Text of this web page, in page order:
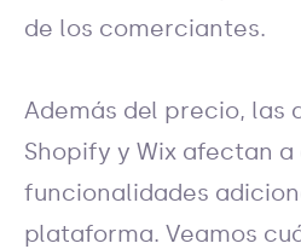
de los comerciantes.
Además del precio, las
Shopify y Wix afectan a
funcionalidades
plataforma. Veamos